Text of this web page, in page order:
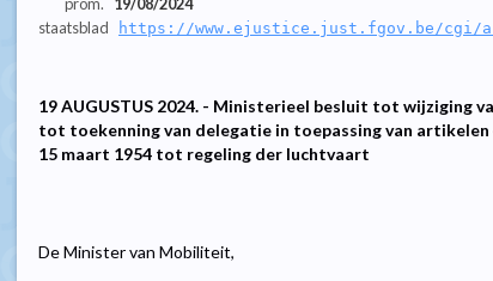
prom.
19/08/2024
staatsblad
https://www.ejustice.just.fgov.be/cgi/
19 AUGUSTUS 2024. - Ministerieel besluit tot wijziging
tot toekenning van delegatie in toepassing van artikelen
15 maart 1954 tot regeling der luchtvaart
De Minister van Mobiliteit,